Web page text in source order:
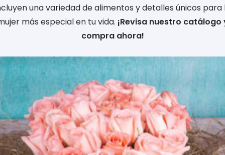
una variedad de alimentos y detalles únicos para
más especial en tu vida. ¡Revisa nuestro catálogo
compra ahora!